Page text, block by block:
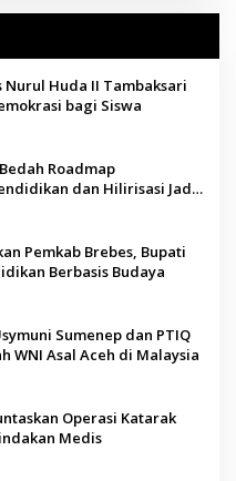
Nurul Huda II Tambaksari
bagi Siswa
Roadmap
dan Hilirisasi Jadi
Pemkab Brebes, Bupati
Berbasis Budaya
Sumenep dan PTIQ
WNI Asal Aceh di Malaysia
Operasi Katarak
Medis